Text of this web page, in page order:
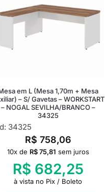
em L (Mesa 1,70m + Mesa
– S/ Gavetas – WORKSTART
– NOGAL SEVILHA/BRANCO –
34325
34325
R$ 758,06
10x de R$75,81 sem juros
R$ 682,25
à vista no Pix / Boleto